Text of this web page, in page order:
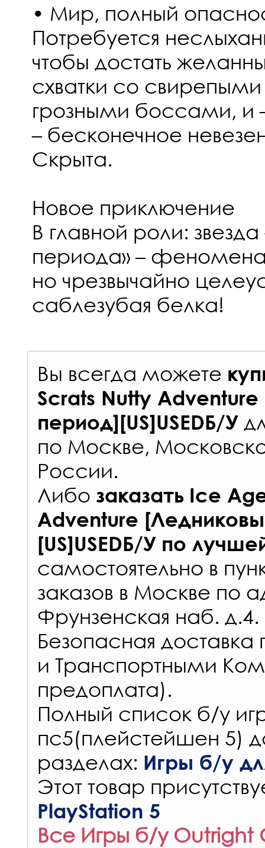
• Мир, полный
Потребуется
чтобы достать
схватки со
грозными боссами, и
– бесконечное
Скрыта.
Новое приключение
В главной роли:
периода» –
но чрезвычайно
саблезубая белка!
Вы всегда можете
Scrats Nutty
период][US]USEDБ/У
по Москве,
России.
Либо заказать Ice
Adventure
[US]USEDБ/У по
самостоятельно в
заказов в Москве по
Фрунзенская наб. д.4.
Безопасная
и Транспортными
предоплата).
Полный список б/у
пс5(плейстейшен 5)
разделах: Игры б/у
Этот товар
PlayStation 5
Все Игры б/у Outright